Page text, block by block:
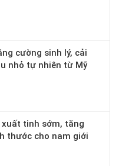
cường sinh lý, cải
nhỏ tự nhiên từ Mỹ
xuất tinh sớm, tăng
thước cho nam giới